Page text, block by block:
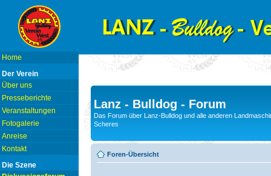
Home
Der Verein
Über uns
Presseberichte
Veranstaltungen
Fotogalerie
Anreise
Kontakt
Die Szene
Lanz - Bulldog - Forum
Das Forum über Lanz-Bulldog und alle anderen
Scheres
Foren-Übersicht